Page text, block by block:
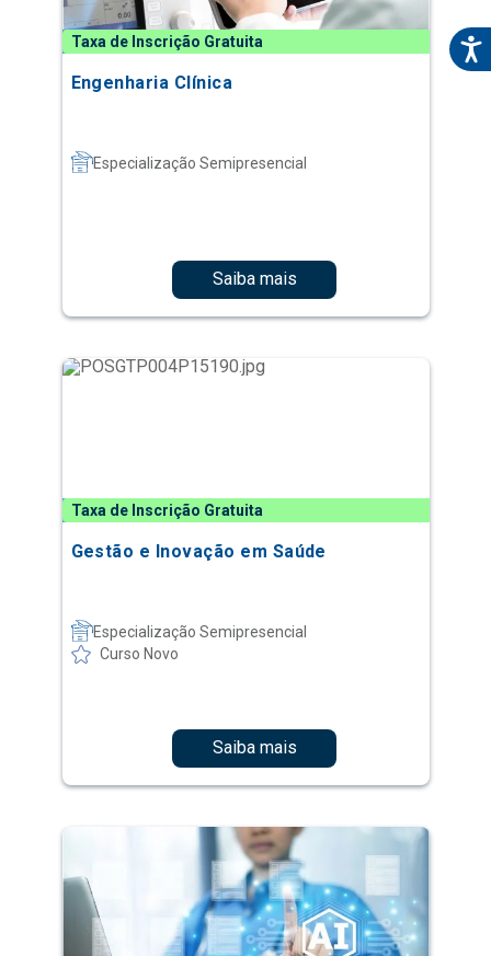
Taxa de Inscrição Gratuita
Engenharia Clínica
Especialização Semipresencial
Saiba mais
Taxa de Inscrição Gratuita
Gestão e Inovação em Saúde
Especialização Semipresencial
Curso Novo
Saiba mais